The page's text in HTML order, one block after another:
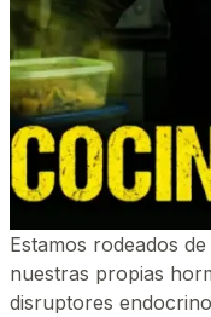
Estamos rodeados
nuestras propias
disruptores